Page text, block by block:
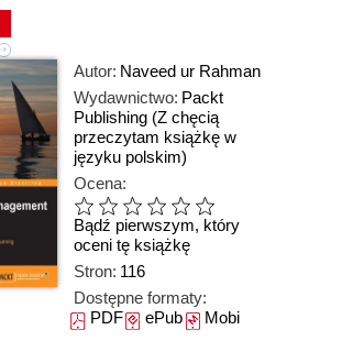
Autor: Naveed ur Rahman
Wydawnictwo: Packt
Publishing (Z chęcią
przeczytam książkę w
języku polskim)
Ocena:
Bądź pierwszym, który
oceni tę książkę
Stron: 116
Dostępne formaty:
PDFePubMobi